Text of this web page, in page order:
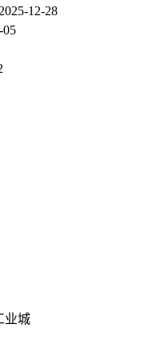
12-28
05
业城